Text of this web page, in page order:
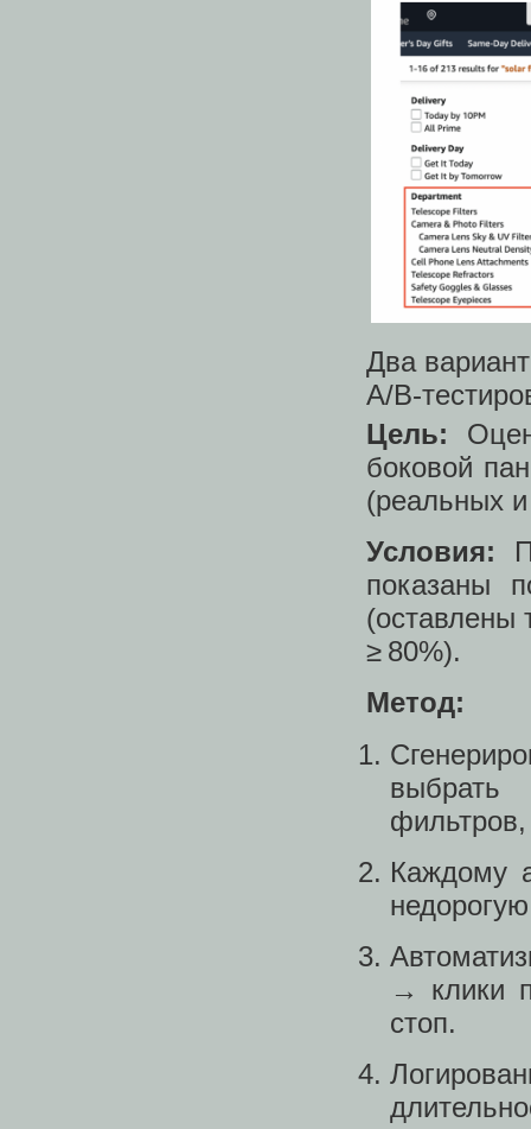
Два
A/B-
Цель:
боковой
(реальных
Условия:
показаны
(оставлены
≥ 80%).
Метод:
выбрать
Каждому
→ клики
стоп.